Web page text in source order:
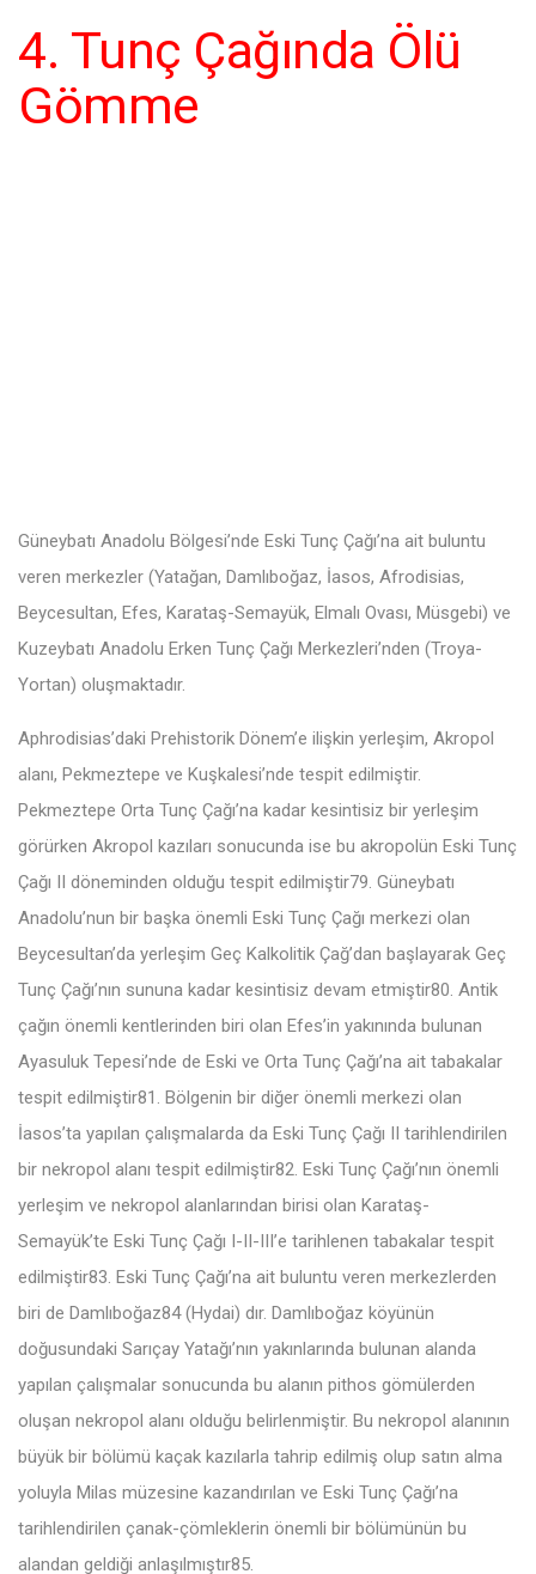
4. Tunç Çağında Ölü
Gömme
Güneybatı Anadolu Bölgesi’nde Eski Tunç Çağı’na ait buluntu
veren merkezler (Yatağan, Damlıboğaz, İasos, Afrodisias,
Beycesultan, Efes, Karataş-Semayük, Elmalı Ovası, Müsgebi) ve
Kuzeybatı Anadolu Erken Tunç Çağı Merkezleri’nden (Troya-
Yortan) oluşmaktadır.
Aphrodisias’daki Prehistorik Dönem’e ilişkin yerleşim, Akropol
alanı, Pekmeztepe ve Kuşkalesi’nde tespit edilmiştir.
Pekmeztepe Orta Tunç Çağı’na kadar kesintisiz bir yerleşim
görürken Akropol kazıları sonucunda ise bu akropolün Eski Tunç
Çağı II döneminden olduğu tespit edilmiştir79. Güneybatı
Anadolu’nun bir başka önemli Eski Tunç Çağı merkezi olan
Beycesultan’da yerleşim Geç Kalkolitik Çağ’dan başlayarak Geç
Tunç Çağı’nın sununa kadar kesintisiz devam etmiştir80. Antik
çağın önemli kentlerinden biri olan Efes’in yakınında bulunan
Ayasuluk Tepesi’nde de Eski ve Orta Tunç Çağı’na ait tabakalar
tespit edilmiştir81. Bölgenin bir diğer önemli merkezi olan
İasos’ta yapılan çalışmalarda da Eski Tunç Çağı II tarihlendirilen
bir nekropol alanı tespit edilmiştir82. Eski Tunç Çağı’nın önemli
yerleşim ve nekropol alanlarından birisi olan Karataş-
Semayük’te Eski Tunç Çağı I-II-III’e tarihlenen tabakalar tespit
edilmiştir83. Eski Tunç Çağı’na ait buluntu veren merkezlerden
biri de Damlıboğaz84 (Hydai) dır. Damlıboğaz köyünün
doğusundaki Sarıçay Yatağı’nın yakınlarında bulunan alanda
yapılan çalışmalar sonucunda bu alanın pithos gömülerden
oluşan nekropol alanı olduğu belirlenmiştir. Bu nekropol alanının
büyük bir bölümü kaçak kazılarla tahrip edilmiş olup satın alma
yoluyla Milas müzesine kazandırılan ve Eski Tunç Çağı’na
tarihlendirilen çanak-çömleklerin önemli bir bölümünün bu
alandan geldiği anlaşılmıştır85.